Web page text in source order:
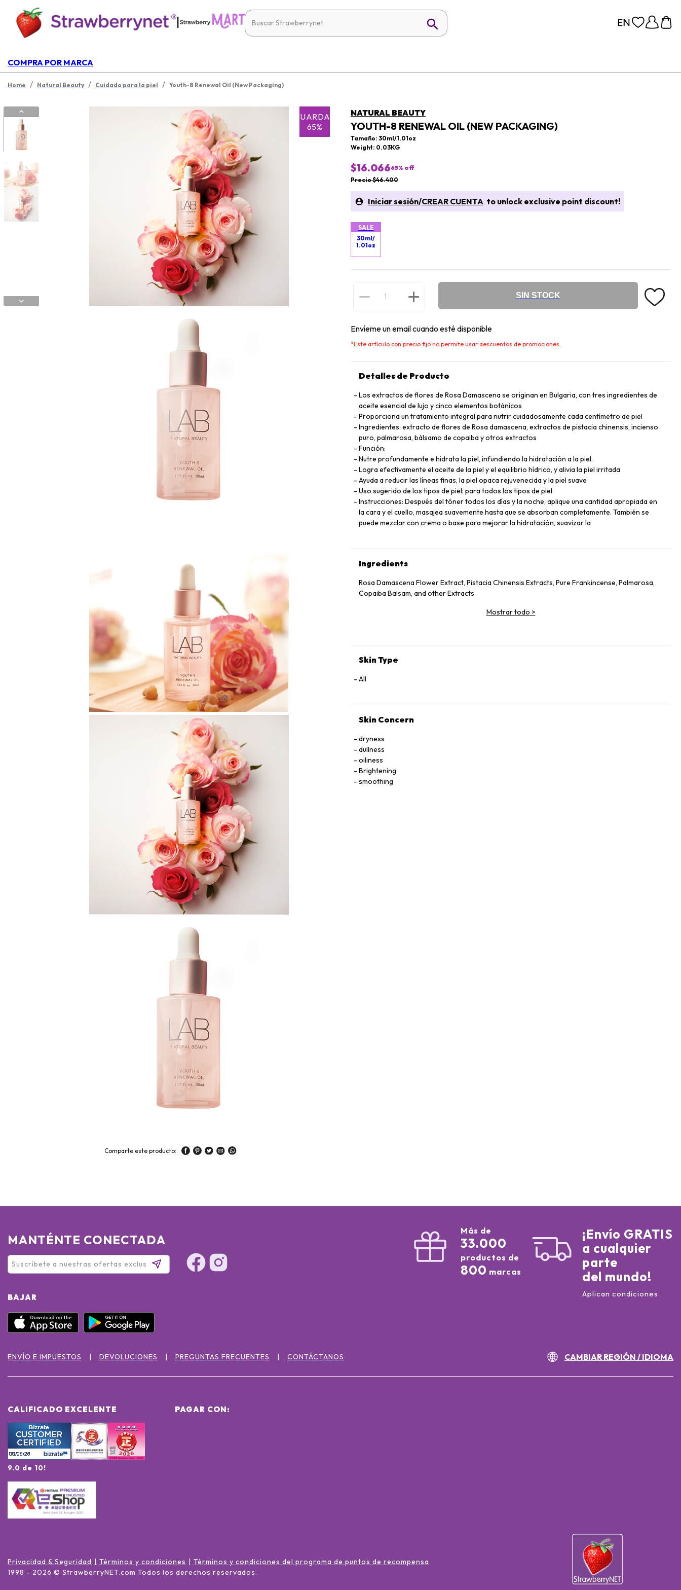
|
COMPRA POR MARCA
Home / Natural Beauty / Cuidado para la piel / Youth-8 Renewal Oil (New Packaging)
GUARDAR
65%
Comparte este producto:
NATURAL BEAUTY
YOUTH-8 RENEWAL OIL (NEW PACKAGING)
Tamaño: 30ml/1.01oz
Weight: 0.03KG
$16.06665% off
Precio $46.400
Iniciar sesión/CREAR CUENTA to unlock exclusive point discount!
SALE
30ml/
1.01oz
SIN STOCK
Envíeme un email cuando esté disponible
*Este artículo con precio fijo no permite usar descuentos de promociones.
Detalles de Producto
Los extractos de flores de Rosa Damascena se originan en Bulgaria, con tres ingredientes de
aceite esencial de lujo y cinco elementos botánicos
Proporciona un tratamiento integral para nutrir cuidadosamente cada centímetro de piel
Ingredientes: extracto de flores de Rosa damascena, extractos de pistacia chinensis, incienso
puro, palmarosa, bálsamo de copaiba y otros extractos
Función:
Nutre profundamente e hidrata la piel, infundiendo la hidratación a la piel.
Logra efectivamente el aceite de la piel y el equilibrio hídrico, y alivia la piel irritada
Ayuda a reducir las líneas finas, la piel opaca rejuvenecida y la piel suave
Uso sugerido de los tipos de piel: para todos los tipos de piel
Instrucciones: Después del tóner todos los días y la noche, aplique una cantidad apropiada en
la cara y el cuello, masajea suavemente hasta que se absorban completamente. También se
puede mezclar con crema o base para mejorar la hidratación, suavizar la
Ingredients
Rosa Damascena Flower Extract, Pistacia Chinensis Extracts, Pure Frankincense, Palmarosa,
Copaiba Balsam, and other Extracts
Mostrar todo >
Skin Type
All
Skin Concern
dryness
dullness
oiliness
Brightening
smoothing
MANTÉNTE CONECTADA
BAJAR
Más de
33.000
productos de
800 marcas
¡Envío GRATIS
a cualquier
parte
del mundo!
Aplican condiciones
ENVÍO E IMPUESTOS DEVOLUCIONES PREGUNTAS FRECUENTES CONTÁCTANOS CAMBIAR REGIÓN / IDIOMA
CALIFICADO EXCELENTE
9.0 de 10!
PAGAR CON:
Privacidad & Seguridad Términos y condiciones
Términos y condiciones del programa de puntos de recompensa
1998 - 2026 © StrawberryNET.com Todos los derechos reservados.